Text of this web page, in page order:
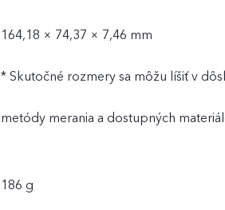
164,18 × 74,37 × 7,46 mm
* Skutočné rozmery sa môžu líšiť v
metódy merania a dostupných
186 g